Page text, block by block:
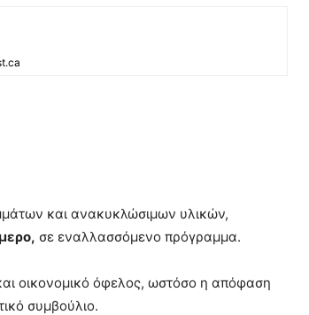
και ανακυκλώσιμων υλικών,
σε εναλλασσόμενο πρόγραμμα.
οικονομικό όφελος, ωστόσο η απόφαση
συμβούλιο.